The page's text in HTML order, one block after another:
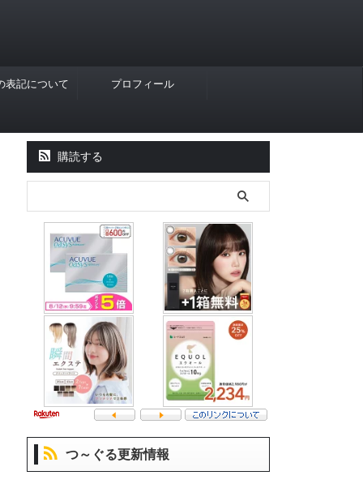
表記について プロフィール
購読する
つ～ぐる更新情報